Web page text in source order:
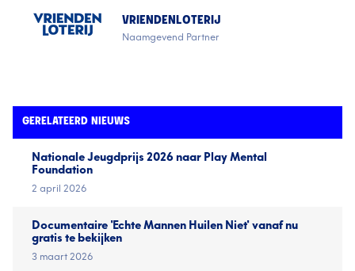
VRIENDENLOTERIJ
Naamgevend Partner
GERELATEERD NIEUWS
Nationale Jeugd­prijs 2026 naar Play Mental
Foundation
2 april 2026
Documentaire 'Echte Mannen Huilen Niet' vanaf nu
gratis te bekijken
3 maart 2026